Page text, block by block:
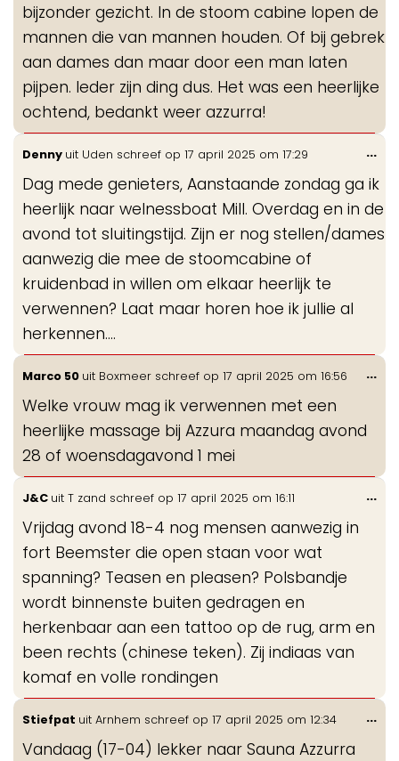
bijzonder gezicht. In de stoom cabine lopen de
mannen die van mannen houden. Of bij gebrek
aan dames dan maar door een man laten
pijpen. Ieder zijn ding dus. Het was een heerlijke
ochtend, bedankt weer azzurra!
Denny uit Uden schreef op 17 april 2025 om 17:29
Dag mede genieters, Aanstaande zondag ga ik
heerlijk naar welnessboat Mill. Overdag en in de
avond tot sluitingstijd. Zijn er nog stellen/dames
aanwezig die mee de stoomcabine of
kruidenbad in willen om elkaar heerlijk te
verwennen? Laat maar horen hoe ik jullie al
herkennen....
...
Marco 50 uit Boxmeer schreef op 17 april 2025 om 16:56
Welke vrouw mag ik verwennen met een
heerlijke massage bij Azzura maandag avond
28 of woensdagavond 1 mei
...
J&C uit T zand schreef op 17 april 2025 om 16:11
Vrijdag avond 18-4 nog mensen aanwezig in
fort Beemster die open staan voor wat
spanning? Teasen en pleasen? Polsbandje
wordt binnenste buiten gedragen en
herkenbaar aan een tattoo op de rug, arm en
been rechts (chinese teken). Zij indiaas van
komaf en volle rondingen
...
Stiefpat uit Arnhem schreef op 17 april 2025 om 12:34
Vandaag (17-04) lekker naar Sauna Azzurra
...